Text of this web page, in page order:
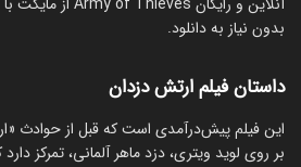
بدون نیاز به دانلود.
داستان فیلم ارتش دزدان
این فیلم پیش‌درآمدی است که قبل از حوادث
بر روی لوید ویتری، دزد ماهر آلمانی، تمرکز